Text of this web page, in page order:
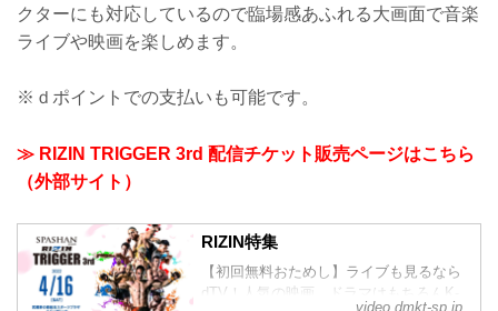
クターにも対応しているので臨場感あふれる大画面で音楽
ライブや映画を楽しめます。
※ｄポイントでの支払いも可能です。
≫ RIZIN TRIGGER 3rd 配信チケット販売ページはこちら
（外部サイト）
RIZIN特集
【初回無料おためし】ライブも見るなら
dTV！人気の映画、ドラマはもちろんK-
video.dmkt-sp.jp